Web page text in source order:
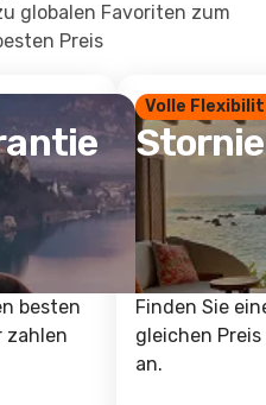
globalen Favoriten zum
Preis
besten
zahlen
Volle
Finden Sie
gleichen
an.